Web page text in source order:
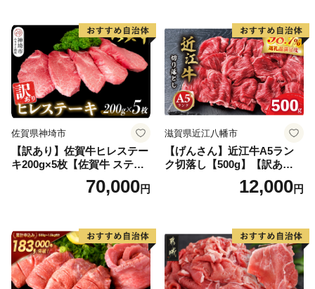
気】(H083106)
佐賀県神埼市
【訳あり】佐賀牛ヒレステー
キ200g×5枚【佐賀牛 ステー
キ ブランド肉 ヒレ肉 フィレ
肉 ジューシー ヘルシー】(H0
70,000円
滋賀県近江八幡市
【げんさん】近江牛A5ラン
ク切落し【500g】【訳あり】
12,000円